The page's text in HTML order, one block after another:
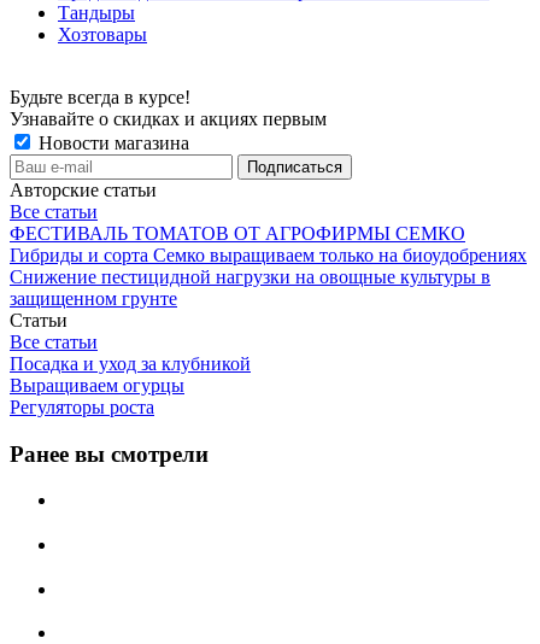
Тандыры
Хозтовары
Будьте всегда в курсе!
Узнавайте о скидках и акциях первым
Новости магазина
Авторские статьи
Все статьи
ФЕСТИВАЛЬ ТОМАТОВ ОТ АГРОФИРМЫ СЕМКО
Гибриды и сорта Семко выращиваем только на биоудобрениях
Снижение пестицидной нагрузки на овощные культуры в
защищенном грунте
Статьи
Все статьи
Посадка и уход за клубникой
Выращиваем огурцы
Регуляторы роста
Ранее вы смотрели